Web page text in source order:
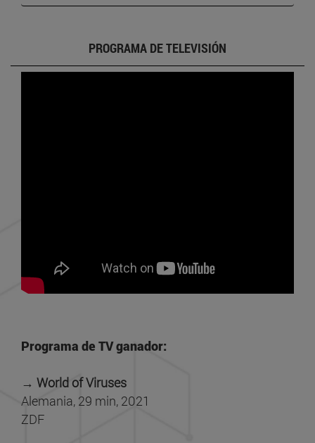
PROGRAMA DE TELEVISIÓN
Programa de TV ganador:
→ World of Viruses
Alemania, 29 min, 2021
ZDF